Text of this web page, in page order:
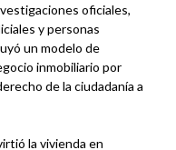
oficiales,
y personas
un modelo de
inmobiliario por
de la ciudadanía a
la vivienda en